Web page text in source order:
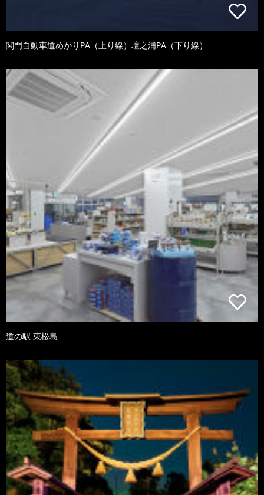
関門自動車道めかりPA（上り線）壇之浦PA（下り線）
道の駅 東松島